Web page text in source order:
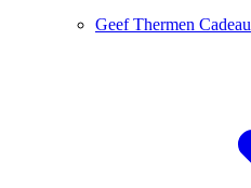
Geef Thermen Cadeau